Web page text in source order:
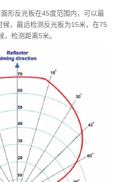
形反光板在45度范围内，可以最
候，最远检测反光板为15米，在75
，检测距离5米。